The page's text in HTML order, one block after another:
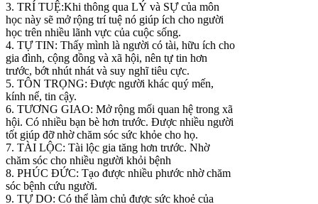
3. TRÍ TUỆ:Khi thông qua LÝ và SỰ của môn
học này sẽ mở rộng trí tuệ nó giúp ích cho người
học trên nhiều lãnh vực của cuộc sống.
4. TỰ TIN: Thấy mình là người có tài, hữu ích cho
gia đình, cộng đồng và xã hội, nên tự tin hơn
trước, bớt nhút nhát và suy nghĩ tiêu cực.
5. TÔN TRỌNG: Được người khác quý mến,
kính nể, tin cậy.
6. TƯƠNG GIAO: Mở rộng mối quan hệ trong xã
hội. Có nhiều bạn bè hơn trước. Được nhiều người
tốt giúp đỡ nhờ chăm sóc sức khỏe cho họ.
7. TÀI LỘC: Tài lộc gia tăng hơn trước. Nhờ
chăm sóc cho nhiều người khỏi bệnh
8. PHÚC ĐỨC: Tạo được nhiều phước nhờ chăm
sóc bệnh cứu người.
9. TỰ DO: Có thể làm chủ được sức khoẻ của